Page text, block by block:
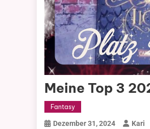
Meine Top 3
Fantasy
Dezember 31, 2024 Kari